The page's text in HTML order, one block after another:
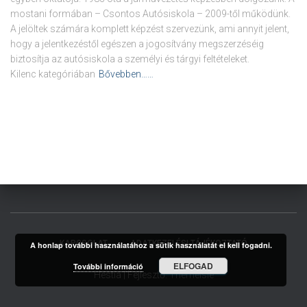
mostani formában – Csontos Autósiskola – 2009-től működünk.
A jelöltek számára komplett képzést szervezünk, ami annyit jelent,
hogy a jelentkezéstől egészen a jogosítvány megszerzéséig
biztosítja az autósiskola a személyi és tárgyi feltételeket.
Kilenc kategóriában Bővebben……
KAPCSOLAT ADATKEZELÉSI TÁJÉKOZTATÓ
Hestia | Fejlesztő:ThemeIsle
A honlap további használatához a sütik használatát el kell fogadni.
További információ ELFOGAD